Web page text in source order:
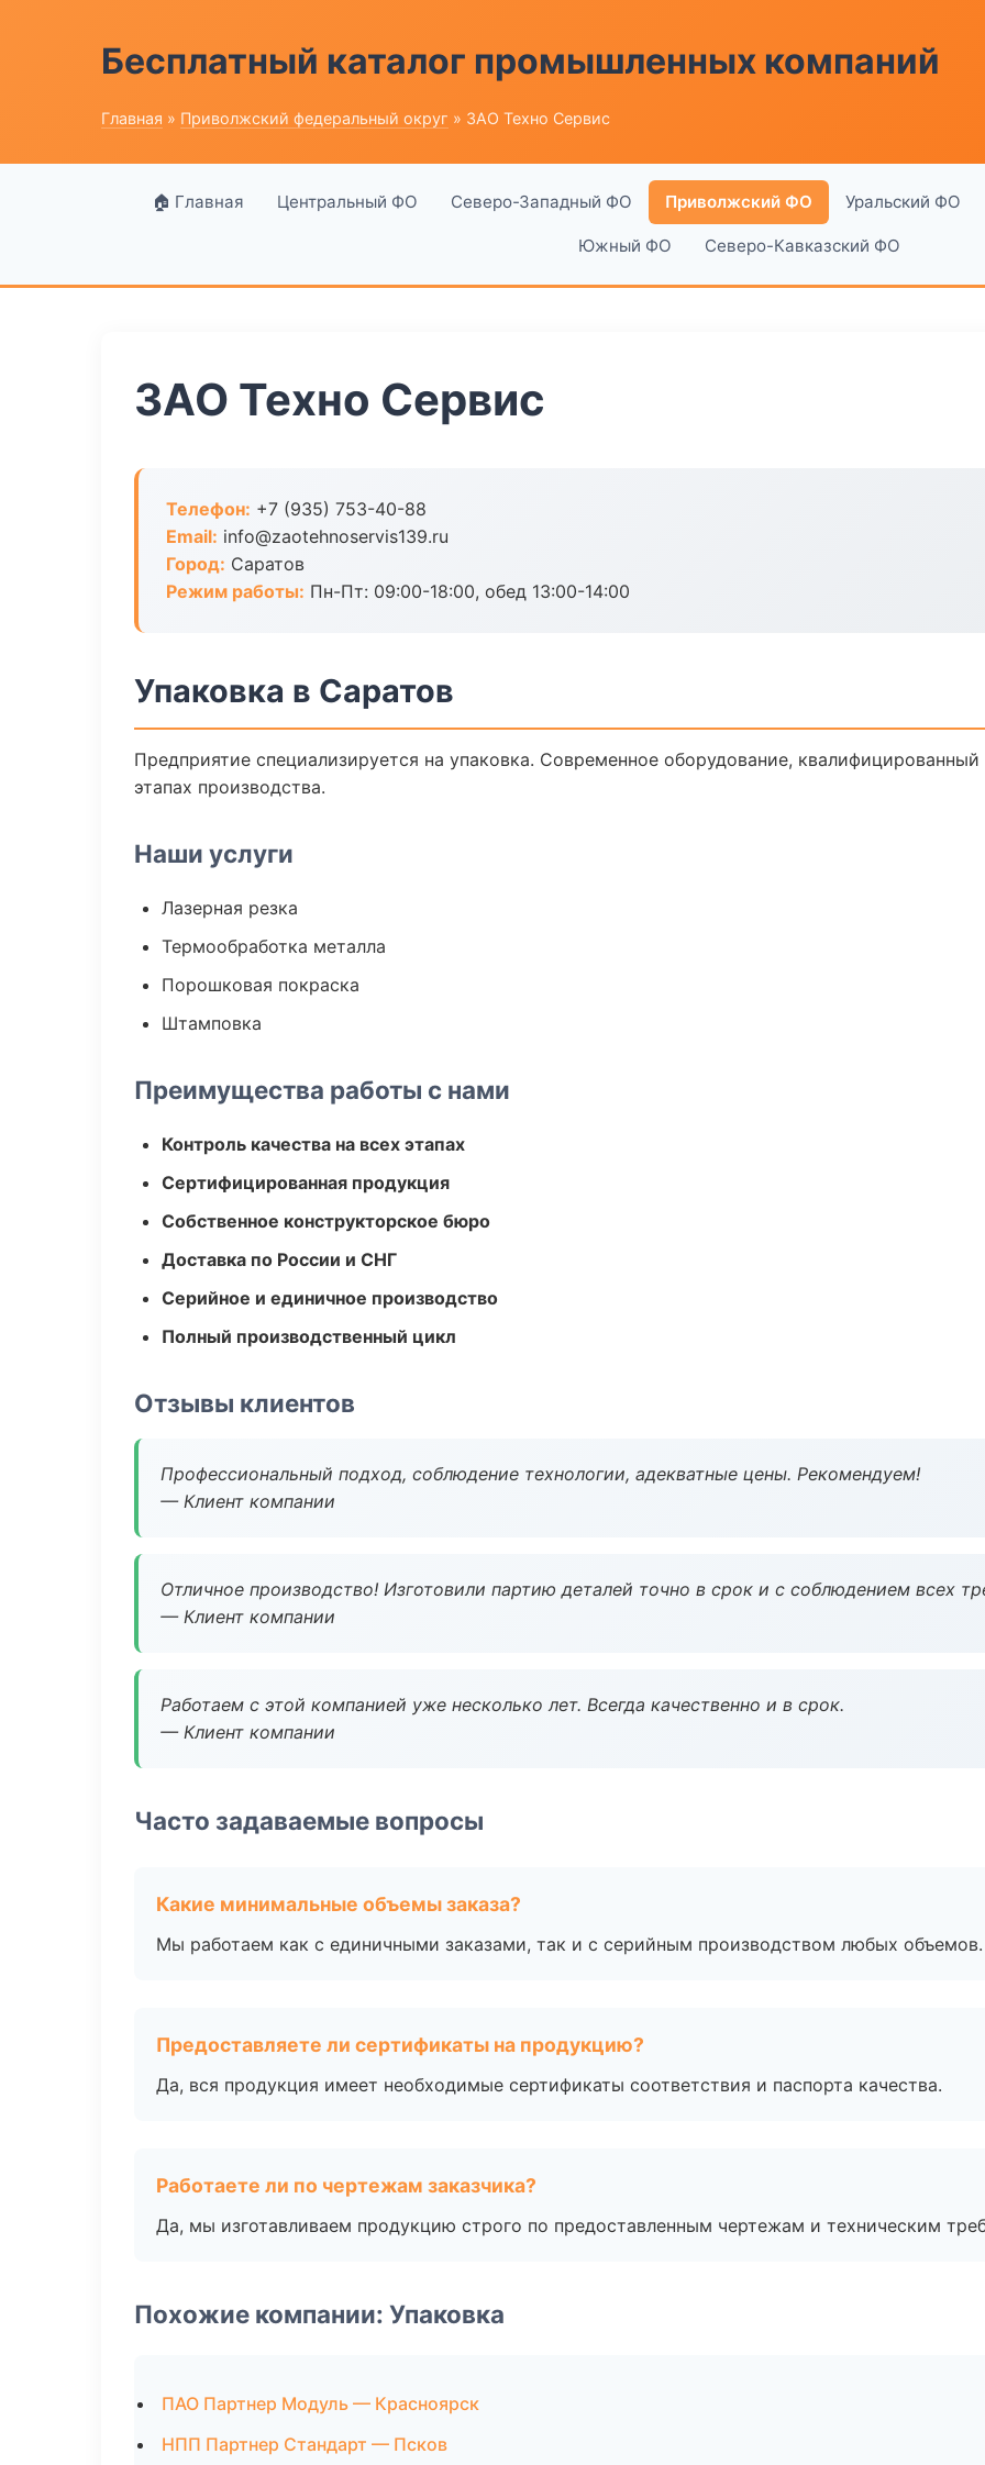
Бесплатный каталог промышленных компаний
Главная » Приволжский федеральный округ » ЗАО Техно Сервис
🏠 Главная Центральный ФО Северо-Западный ФО Приволжский ФО Уральский ФО
Южный ФО Северо-Кавказский ФО
ЗАО Техно Сервис
Телефон: +7 (935) 753-40-88
Email: info@zaotehnoservis139.ru
Город: Саратов
Режим работы: Пн-Пт: 09:00-18:00, обед 13:00-14:00
Упаковка в Саратов
Предприятие специализируется на упаковка. Современное оборудование, квалифицированный
этапах производства.
Наши услуги
Лазерная резка
Термообработка металла
Порошковая покраска
Штамповка
Преимущества работы с нами
Контроль качества на всех этапах
Сертифицированная продукция
Собственное конструкторское бюро
Доставка по России и СНГ
Серийное и единичное производство
Полный производственный цикл
Отзывы клиентов
Профессиональный подход, соблюдение технологии, адекватные цены. Рекомендуем!
— Клиент компании
Отличное производство! Изготовили партию деталей точно в срок и с соблюдением всех
— Клиент компании
Работаем с этой компанией уже несколько лет. Всегда качественно и в срок.
— Клиент компании
Часто задаваемые вопросы
Какие минимальные объемы заказа?
Мы работаем как с единичными заказами, так и с серийным производством любых объемов.
Предоставляете ли сертификаты на продукцию?
Да, вся продукция имеет необходимые сертификаты соответствия и паспорта качества.
Работаете ли по чертежам заказчика?
Да, мы изготавливаем продукцию строго по предоставленным чертежам и техническим
Похожие компании: Упаковка
ПАО Партнер Модуль — Красноярск
НПП Партнер Стандарт — Псков